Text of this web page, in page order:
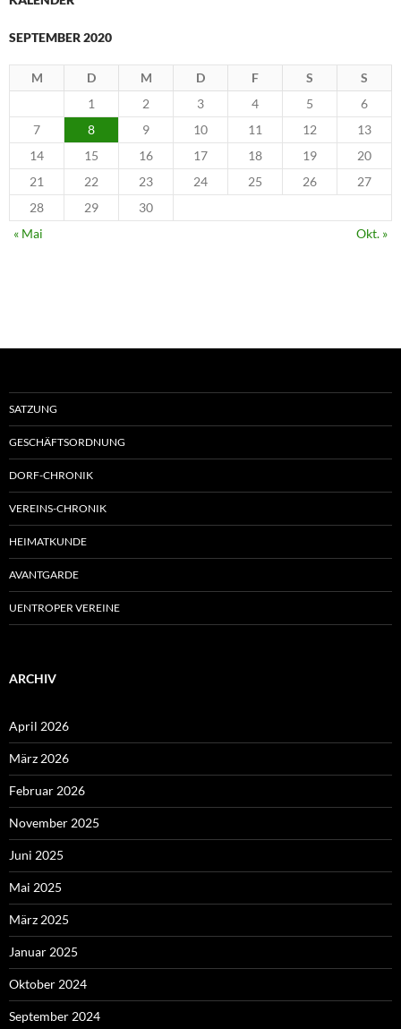
SEPTEMBER 2020
M D M D F S
S
1
2 3 4 5
6
7
8 9 10 11 12
13
14
15 16 17 18 19
20
21
22 23 24 25 26
27
28
29
30
« Mai
Okt. »
SATZUNG
GESCHÄFTSORDNUNG
DORF-CHRONIK
VEREINS-CHRONIK
HEIMATKUNDE
AVANTGARDE
UENTROPER VEREINE
ARCHIV
April 2026
März 2026
Februar 2026
November 2025
Juni 2025
Mai 2025
März 2025
Januar 2025
Oktober 2024
September 2024